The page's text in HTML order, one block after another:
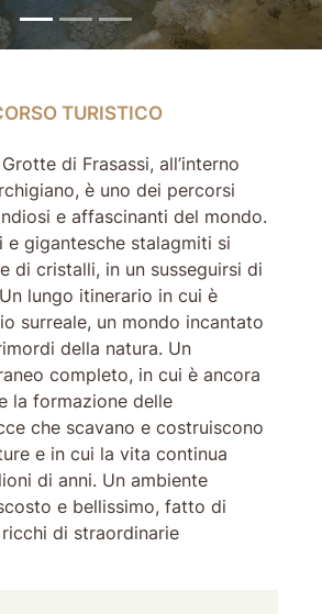
TURISTICO
di Frasassi, all’interno
è uno dei percorsi
e affascinanti del mondo.
e gigantesche stalagmiti si
di cristalli, in un susseguirsi di
lungo itinerario in cui è
surreale, un mondo incantato
della natura. Un
completo, in cui è ancora
la formazione delle
che scavano e costruiscono
e in cui la vita continua
di anni. Un ambiente
e bellissimo, fatto di
di straordinarie